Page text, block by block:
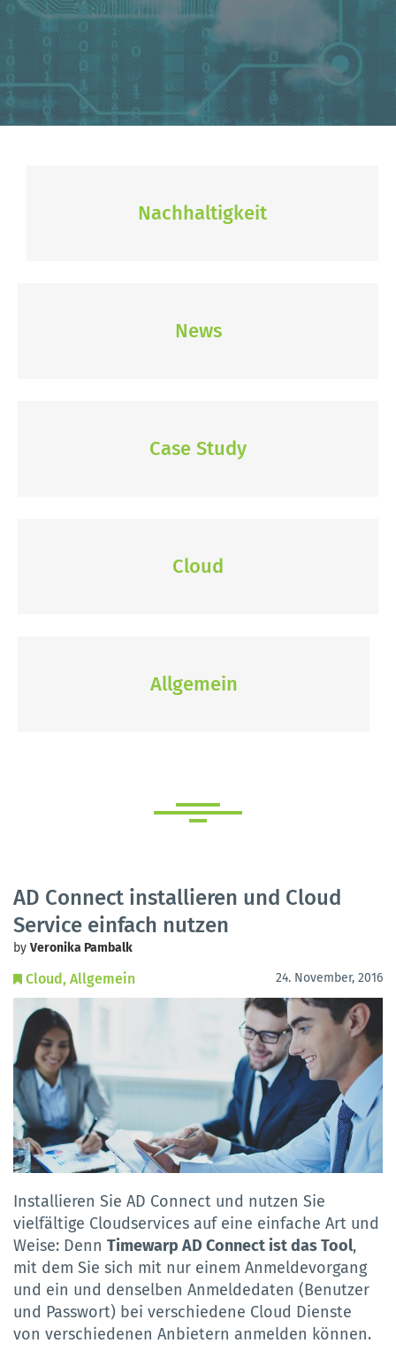
Nachhaltigkeit
News
Case Study
Cloud
Allgemein
AD Connect installieren und Cloud
Service einfach nutzen
by Veronika Pambalk
Cloud Allgemein 24. November, 2016
Installieren Sie AD Connect und nutzen Sie
vielfältige Cloudservices auf eine einfache Art und
Weise: Denn Timewarp AD Connect ist das Tool,
mit dem Sie sich mit nur einem Anmeldevorgang
und ein und denselben Anmeldedaten (Benutzer
und Passwort) bei verschiedene Cloud Dienste
von verschiedenen Anbietern anmelden können.